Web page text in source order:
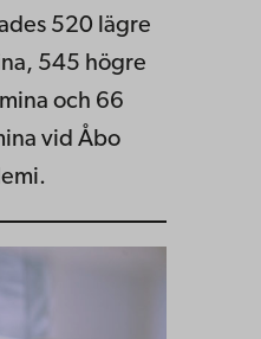
520 lägre
545 högre
och 66
vid Åbo